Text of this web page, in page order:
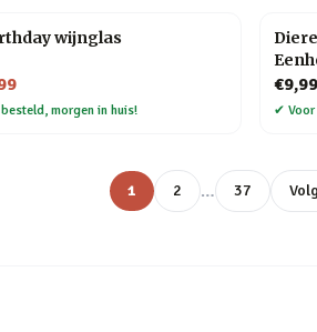
wijnglas
morgen in huis!
€9,99
✔
1 2 … 37